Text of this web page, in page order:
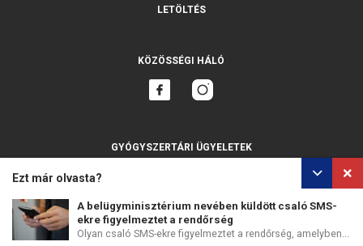
Ezt már olvasta?
A belügyminisztérium nevében küldött csaló SMS-
ekre figyelmeztet a rendőrség
Olyan csaló SMS-ekre figyelmeztet a rendőrség, amelyben...
LETÖLTÉS
KÖZÖSSÉGI HÁLÓ
GYÓGYSZERTÁRI ÜGYELETEK
SZEMÉLYES ADATOK VÉDELME SÜTIK HASZNÁLATA